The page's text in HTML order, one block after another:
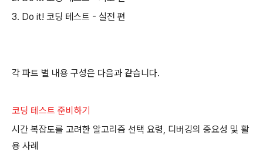
3. Do it! 코딩 테스트 - 실전 편
각 파트 별 내용 구성은 다음과 같습니다.
코딩 테스트 준비하기
시간 복잡도를 고려한 알고리즘 선택 요령, 디버깅의 중요성 및 활
용 사례